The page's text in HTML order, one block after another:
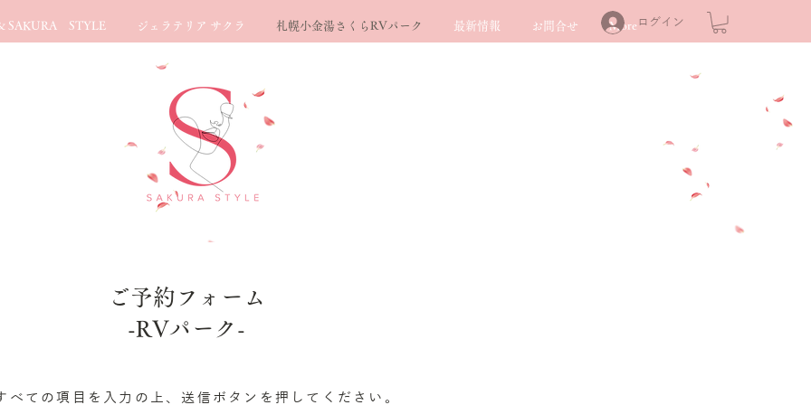
ログイン
SAKURA STYLE ジェラテリア サクラ 札幌小金湯さくらRVパーク 最新情報 お問合せ More
ご予約フォーム
-RVパーク-
べての項目を入力の上、送信ボタンを押してください。